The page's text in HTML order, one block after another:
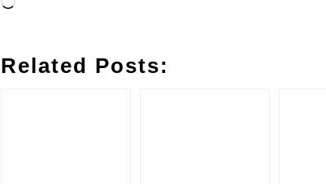
Related Posts: